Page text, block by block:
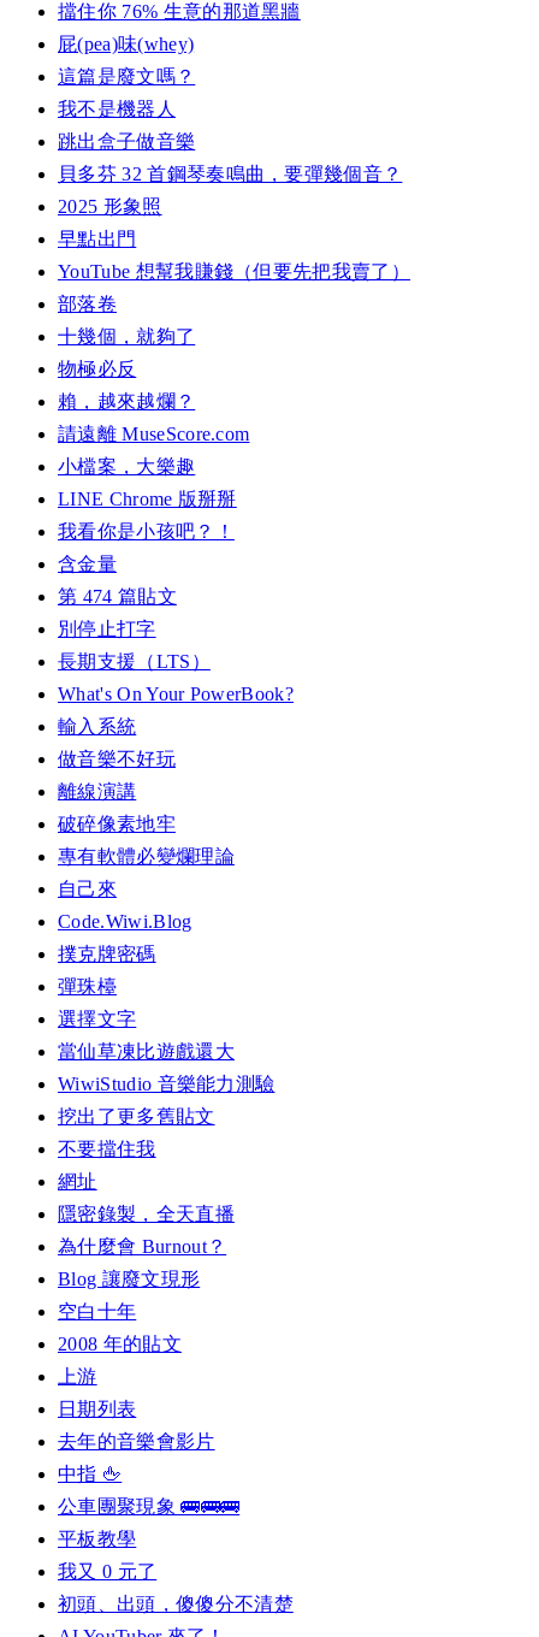
擋住你 76% 生意的那道黑牆
屁(pea)味(whey)
這篇是廢文嗎？
我不是機器人
跳出盒子做音樂
貝多芬 32 首鋼琴奏鳴曲，要彈幾個音？
2025 形象照
早點出門
YouTube 想幫我賺錢（但要先把我賣了）
部落卷
十幾個，就夠了
物極必反
賴，越來越爛？
請遠離 MuseScore.com
小檔案，大樂趣
LINE Chrome 版掰掰
我看你是小孩吧？！
含金量
第 474 篇貼文
別停止打字
長期支援（LTS）
What's On Your PowerBook?
輸入系統
做音樂不好玩
離線演講
破碎像素地牢
專有軟體必變爛理論
自己來
Code.Wiwi.Blog
撲克牌密碼
彈珠檯
選擇文字
當仙草凍比遊戲還大
WiwiStudio 音樂能力測驗
挖出了更多舊貼文
不要擋住我
網址
隱密錄製，全天直播
為什麼會 Burnout？
Blog 讓廢文現形
空白十年
2008 年的貼文
上游
日期列表
去年的音樂會影片
中指 🖕
公車團聚現象 🚌🚌🚌
平板教學
我又 0 元了
初頭、出頭，傻傻分不清楚